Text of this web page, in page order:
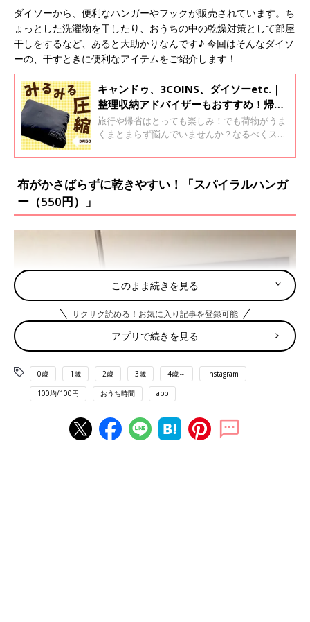
ダイソーから、便利なハンガーやフックが販売されています。ち
ょっとした洗濯物を干したり、おうちの中の乾燥対策として部屋
干しをするなど、あると大助かりなんです♪ 今回はそんなダイソ
ーの、干すときに便利なアイテムをご紹介します！
キャンドゥ、3COINS、ダイソーetc.｜
整理収納アドバイザーもおすすめ！帰省
や旅行の荷物をスッキリまとめるパッキ
ングアイテム4選
旅行や帰省はとっても楽しみ！でも荷物がうま
くまとまらず悩んでいませんか？なるべくスッ
いようにしておきたいですよね。そこで今回
ングに便利なアイテムをご紹介します！面倒な
済ませて、旅行や帰省を思い切り楽しみましょ
布がかさばらずに乾きやすい！「スパイラルハンガ
ー（550円）」
このまま続きを見る
サクサク読める！お気に入り記事を登録可能
アプリで続きを見る
0歳 1歳 2歳 3歳 4歳～ Instagram
100均/100円 おうち時間 app